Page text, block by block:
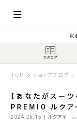
京
TOP ショップブログ
【あなたがスー
PREMIO ルクア
2024.05.15 | ルクアイー